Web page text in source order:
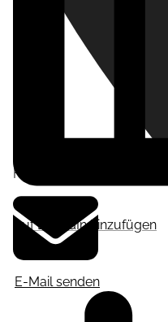
Auf LinkedIn hinzufügen
Frankfurt am Main
E-Mail senden